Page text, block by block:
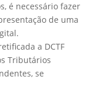
é necessário fazer
de uma
a DCTF
Tributários
se